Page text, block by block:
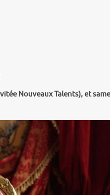
Nouveaux Talents), et